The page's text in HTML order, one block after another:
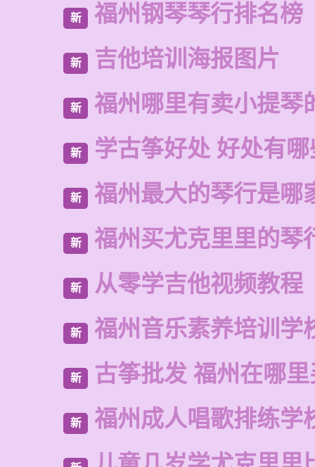
新 福州钢琴琴行排名榜
新 吉他培训海报图片
新 福州哪里有卖小提琴
新 学古筝好处 好处有哪
新 福州最大的琴行是哪
新 福州买尤克里里的琴
新 从零学吉他视频教程
新 福州音乐素养培训学
新 古筝批发 福州在哪
新 福州成人唱歌排练学